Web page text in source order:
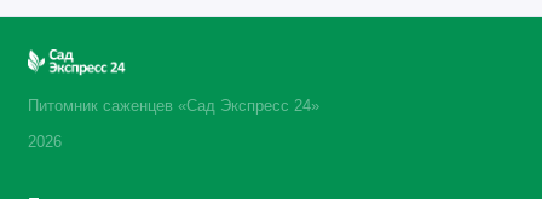
Питомник саженцев «Сад Экспресс 24»
2026